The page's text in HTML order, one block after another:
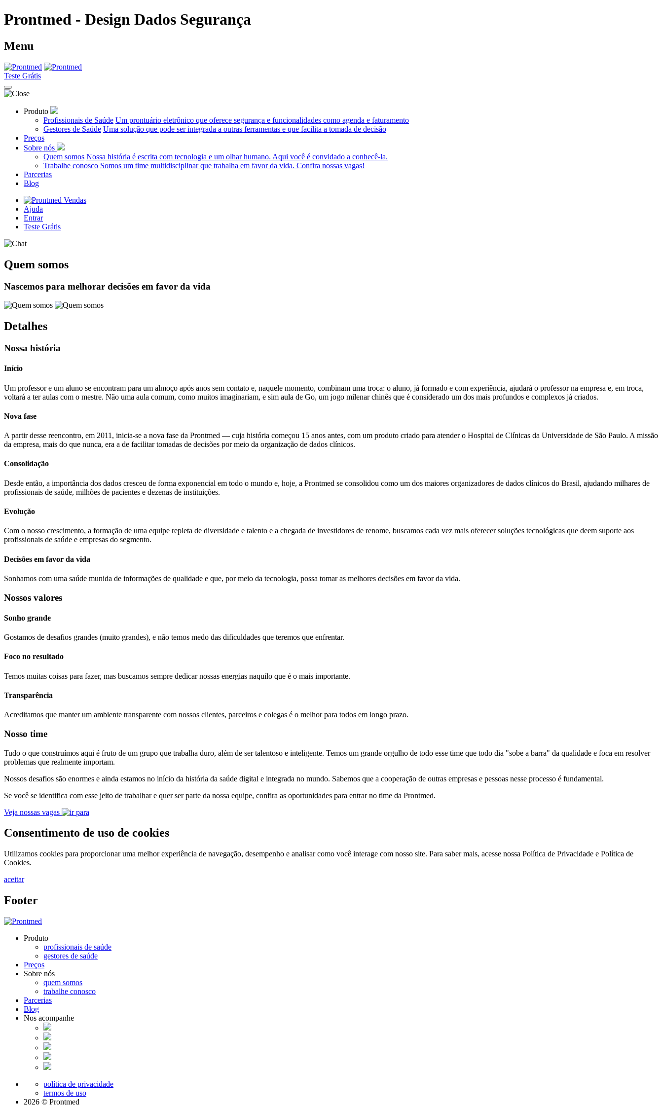
Prontmed - Design Dados Segurança
Menu
Teste Grátis
Produto
Profissionais de Saúde Um prontuário eletrônico que oferece segurança e funcionalidades como agenda e faturamento
Gestores de Saúde Uma solução que pode ser integrada a outras ferramentas e que facilita a tomada de decisão
Preços
Sobre nós
Quem somos Nossa história é escrita com tecnologia e um olhar humano. Aqui você é convidado a conhecê-la.
Trabalhe conosco Somos um time multidisciplinar que trabalha em favor da vida. Confira nossas vagas!
Parcerias
Blog
Vendas
Ajuda
Entrar
Teste Grátis
Quem somos
Nascemos para melhorar decisões em favor da vida
Detalhes
Nossa história
Início
Um professor e um aluno se encontram para um almoço após anos sem contato e, naquele momento, combinam uma troca: o aluno, já formado e com experiência, ajudará o professor na empresa e, em troca,
voltará a ter aulas com o mestre. Não uma aula comum, como muitos imaginariam, e sim aula de Go, um jogo milenar chinês que é considerado um dos mais profundos e complexos já criados.
Nova fase
A partir desse reencontro, em 2011, inicia-se a nova fase da Prontmed — cuja história começou 15 anos antes, com um produto criado para atender o Hospital de Clínicas da Universidade de São Paulo. A missão
da empresa, mais do que nunca, era a de facilitar tomadas de decisões por meio da organização de dados clínicos.
Consolidação
Desde então, a importância dos dados cresceu de forma exponencial em todo o mundo e, hoje, a Prontmed se consolidou como um dos maiores organizadores de dados clínicos do Brasil, ajudando milhares de
profissionais de saúde, milhões de pacientes e dezenas de instituições.
Evolução
Com o nosso crescimento, a formação de uma equipe repleta de diversidade e talento e a chegada de investidores de renome, buscamos cada vez mais oferecer soluções tecnológicas que deem suporte aos
profissionais de saúde e empresas do segmento.
Decisões em favor da vida
Sonhamos com uma saúde munida de informações de qualidade e que, por meio da tecnologia, possa tomar as melhores decisões em favor da vida.
Nossos valores
Sonho grande
Gostamos de desafios grandes (muito grandes), e não temos medo das dificuldades que teremos que enfrentar.
Foco no resultado
Temos muitas coisas para fazer, mas buscamos sempre dedicar nossas energias naquilo que é o mais importante.
Transparência
Acreditamos que manter um ambiente transparente com nossos clientes, parceiros e colegas é o melhor para todos em longo prazo.
Nosso time
Tudo o que construímos aqui é fruto de um grupo que trabalha duro, além de ser talentoso e inteligente. Temos um grande orgulho de todo esse time que todo dia "sobe a barra" da qualidade e foca em resolver
problemas que realmente importam.
Nossos desafios são enormes e ainda estamos no início da história da saúde digital e integrada no mundo. Sabemos que a cooperação de outras empresas e pessoas nesse processo é fundamental.
Se você se identifica com esse jeito de trabalhar e quer ser parte da nossa equipe, confira as oportunidades para entrar no time da Prontmed.
Veja nossas vagas
Consentimento de uso de cookies
Utilizamos cookies para proporcionar uma melhor experiência de navegação, desempenho e analisar como você interage com nosso site. Para saber mais, acesse nossa Política de Privacidade e Política de
Cookies.
aceitar
Footer
Produto
profissionais de saúde
gestores de saúde
Preços
Sobre nós
quem somos
trabalhe conosco
Parcerias
Blog
Nos acompanhe
política de privacidade
termos de uso
2026 © Prontmed